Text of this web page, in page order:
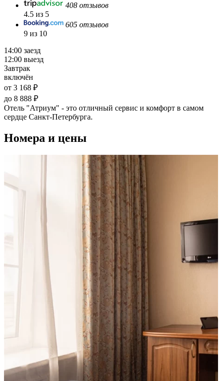
408 отзывов
4.5 из 5
605 отзывов
9 из 10
14:00 заезд
12:00 выезд
Завтрак
включён
от 3 168 ₽
до 8 888 ₽
Отель "Атриум" - это отличный сервис и комфорт в самом
сердце Санкт-Петербурга.
Номера и цены